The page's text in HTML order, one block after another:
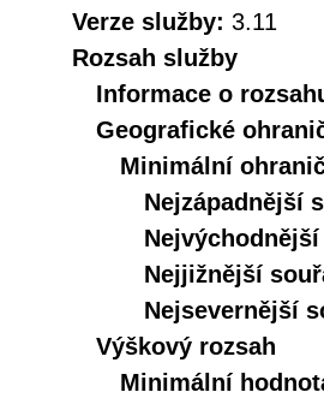
Verze služby: 3.11
Rozsah služby
Informace o
Geografické
Minimální
Nejzápadnější
Nejjižnější
Nejsevernější
Výškový rozsah
Minimální